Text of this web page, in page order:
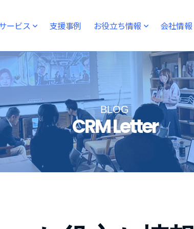
ービス 支援事例 お役立ち情報 会社情報
BLOG
CRM Letter